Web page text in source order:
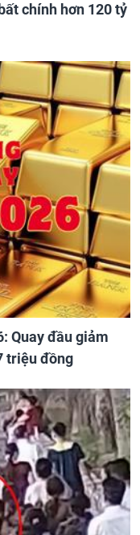
chính hơn 120 tỷ
Quay đầu giảm
triệu đồng